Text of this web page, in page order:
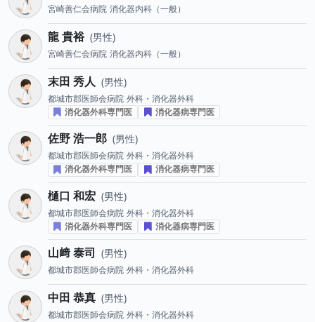
宮崎善仁会病院 消化器内科（一般）
龍 貴裕 男性
宮崎善仁会病院 消化器内科（一般）
末田 秀人 男性
都城市郡医師会病院 外科・消化器外科
消化器外科専門医
消化器病専門医
佐野 浩一郎 男性
都城市郡医師会病院 外科・消化器外科
消化器外科専門医
消化器病専門医
樋口 和宏 男性
都城市郡医師会病院 外科・消化器外科
消化器外科専門医
消化器病専門医
山﨑 泰司 男性
都城市郡医師会病院 外科・消化器外科
中田 恭真 男性
都城市郡医師会病院 外科・消化器外科